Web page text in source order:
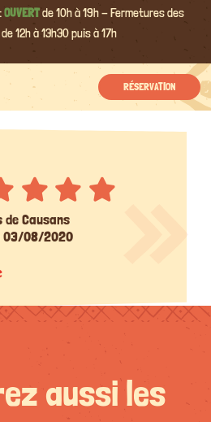
OUVERTde 10h à 19h - Fermetures des
12h à 13h30 puis à 17h
RÉSERVATION
de Causans
03/08/2020
aussi les